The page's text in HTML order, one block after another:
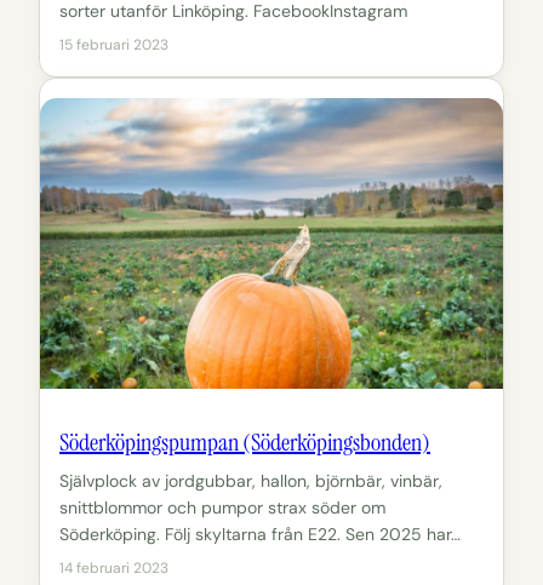
sorter utanför Linköping. FacebookInstagram
15 februari 2023
Söderköpingspumpan (Söderköpingsbonden)
Självplock av jordgubbar, hallon, björnbär, vinbär,
snittblommor och pumpor strax söder om
Söderköping. Följ skyltarna från E22. Sen 2025 har…
14 februari 2023